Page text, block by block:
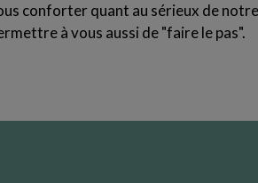
conforter quant au sérieux de
à vous aussi de "faire le pas".